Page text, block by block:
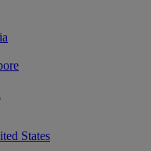
States